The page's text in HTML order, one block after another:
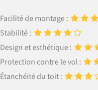
Facilité de montage :
Stabilité :
Design et esthétique :
Protection contre le vol :
Étanchéité du toit :